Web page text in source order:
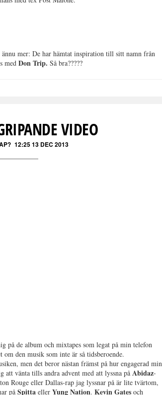
mer: De har hämtat inspiration till sitt namn från
medDon Trip. Så bra?????
VIDEO
12:25 13 DEC 2013
på de album och mixtapes som legat på min telefon
den musik som inte är så tidsberoende.
men det beror nästan främst på hur engagerad min
vänta tills andra advent med att lyssna på Abidaz-
Rouge eller Dallas-rap jag lyssnar på är lite tvärtom,
påSpitta ellerYung Nation.Kevin Gates och